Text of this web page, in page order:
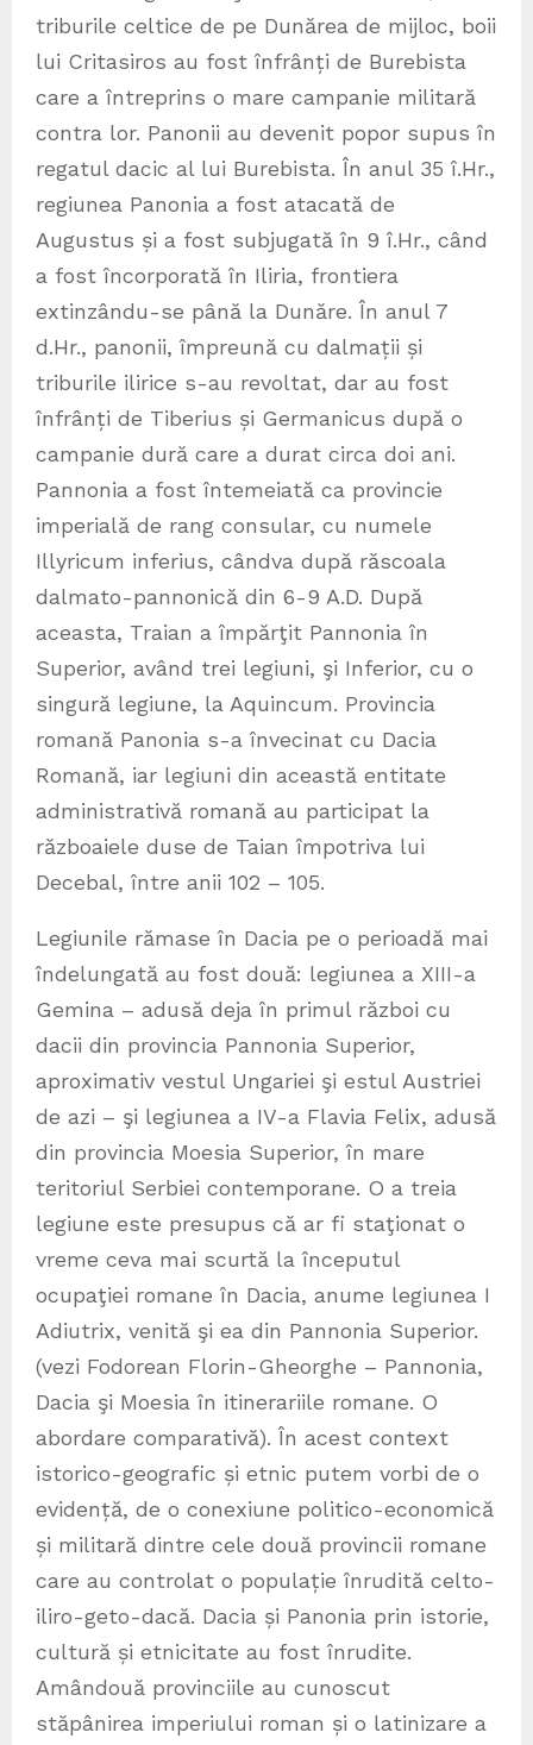
triburile celtice de pe Dunărea de mijloc, boii
lui Critasiros au fost înfrânți de Burebista
care a întreprins o mare campanie militară
contra lor. Panonii au devenit popor supus în
regatul dacic al lui Burebista. În anul 35 î.Hr.,
regiunea Panonia a fost atacată de
Augustus și a fost subjugată în 9 î.Hr., când
a fost încorporată în Iliria, frontiera
extinzându-se până la Dunăre. În anul 7
d.Hr., panonii, împreună cu dalmații și
triburile ilirice s-au revoltat, dar au fost
înfrânți de Tiberius și Germanicus după o
campanie dură care a durat circa doi ani.
Pannonia a fost întemeiată ca provincie
imperială de rang consular, cu numele
Illyricum inferius, cândva după răscoala
dalmato-pannonică din 6-9 A.D. După
aceasta, Traian a împărţit Pannonia în
Superior, având trei legiuni, şi Inferior, cu o
singură legiune, la Aquincum. Provincia
romană Panonia s-a învecinat cu Dacia
Romană, iar legiuni din această entitate
administrativă romană au participat la
războaiele duse de Taian împotriva lui
Decebal, între anii 102 – 105.
Legiunile rămase în Dacia pe o perioadă mai
îndelungată au fost două: legiunea a XIII-a
Gemina – adusă deja în primul război cu
dacii din provincia Pannonia Superior,
aproximativ vestul Ungariei şi estul Austriei
de azi – şi legiunea a IV-a Flavia Felix, adusă
din provincia Moesia Superior, în mare
teritoriul Serbiei contemporane. O a treia
legiune este presupus că ar fi staţionat o
vreme ceva mai scurtă la începutul
ocupaţiei romane în Dacia, anume legiunea I
Adiutrix, venită şi ea din Pannonia Superior.
(vezi Fodorean Florin-Gheorghe – Pannonia,
Dacia şi Moesia în itinerariile romane. O
abordare comparativă). În acest context
istorico-geografic și etnic putem vorbi de o
evidență, de o conexiune politico-economică
și militară dintre cele două provincii romane
care au controlat o populație înrudită celto-
iliro-geto-dacă. Dacia și Panonia prin istorie,
cultură și etnicitate au fost înrudite.
Amândouă provinciile au cunoscut
stăpânirea imperiului roman și o latinizare a